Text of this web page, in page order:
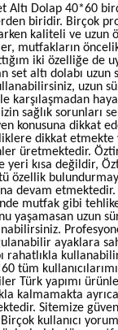
Altı Dolap 40*60
biridir. Birçok
kaliteli ve uzun
mutfakların
iki özelliğe de
set altı dolabı uzun
uzun
karşılaşmadan
sağlık sorunları
konusuna dikkat
dikkat etmekte
üretmektedir.
yeri kısa değildir,
özellik
devam
mutfak gibi
yaşamasan uzun
ayaklara
rahatlıkla
tüm
Türk yapımı
kalmamakta
Sitemize
kullanıcı